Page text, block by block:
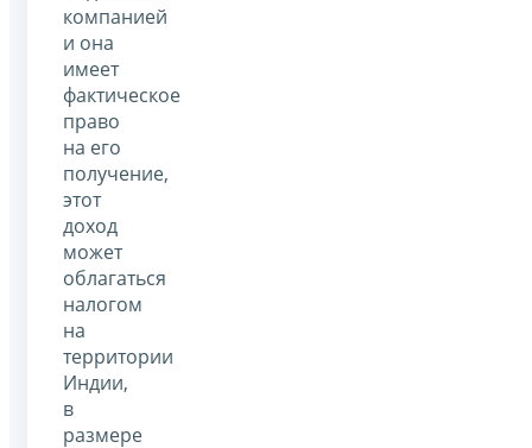
компанией
и она
имеет
фактическое
право
на его
получение,
этот
доход
может
облагаться
налогом
на
территории
Индии,
в
размере